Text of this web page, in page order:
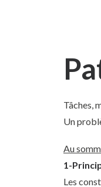
Tâches,
Un
Au
1-
Les